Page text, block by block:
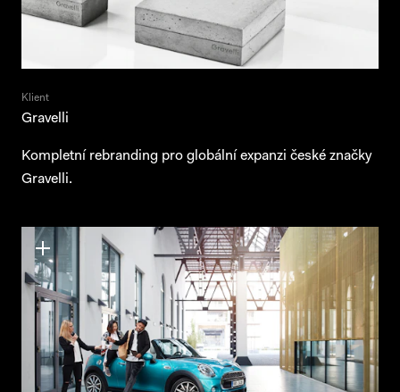
Klient
Gravelli
Kompletní rebranding pro globální expanzi české značky
Gravelli.